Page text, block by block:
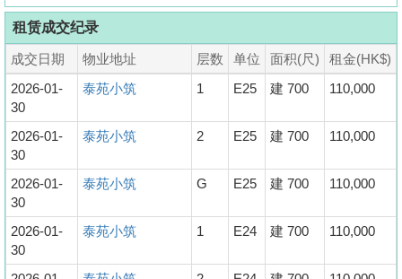
租赁成交纪录
成交日期 物业地址 层数 单位 面积(尺)
租金(HK$)
2026-01-
30
泰苑小筑 1 E25 建 700 110,000
2026-01-
30
泰苑小筑 2 E25 建 700 110,000
2026-01-
30
泰苑小筑 G E25 建 700 110,000
2026-01-
30
泰苑小筑 1 E24 建 700 110,000